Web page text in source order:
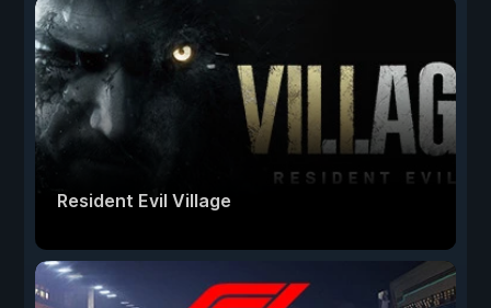
Resident Evil Village